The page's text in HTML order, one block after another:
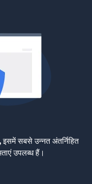
सबसे उन्नत अंतर्निहित
उपलब्ध हैं।